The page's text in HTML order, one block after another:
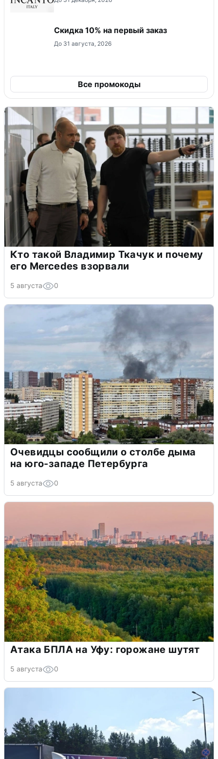
Скидка 10% на первый заказ
До 31 августа, 2026
Все промокоды
Кто такой Владимир Ткачук и почему
его Mercedes взорвали
5 августа 0
Очевидцы сообщили о столбе дыма
на юго-западе Петербурга
5 августа 0
Атака БПЛА на Уфу: горожане шутят
5 августа 0